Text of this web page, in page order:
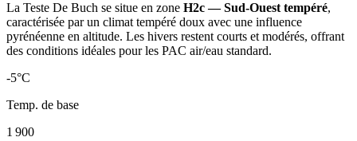
La Teste De Buch se situe en zone H2c — Sud-Ouest tempéré,
caractérisée par un climat tempéré doux avec une influence
pyrénéenne en altitude. Les hivers restent courts et modérés, offrant
des conditions idéales pour les PAC air/eau standard.
-5°C
Temp. de base
1 900